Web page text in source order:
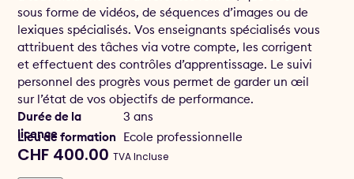
sous forme de vidéos, de séquences d’images ou de
lexiques spécialisés. Vos enseignants spécialisés vous
attribuent des tâches via votre compte, les corrigent
et effectuent des contrôles d’apprentissage. Le suivi
personnel des progrès vous permet de garder un œil
sur l’état de vos objectifs de performance.
Durée de la
licence
3 ans
Lieu de formation Ecole professionnelle
CHF 400.00 TVA Incluse